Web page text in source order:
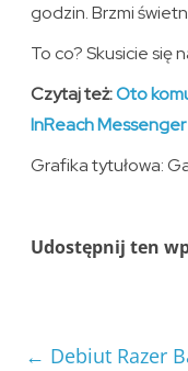
godzin. Brzmi
To co? Skusicie się
Czytaj też:Oto
InReach Messenger
Grafika tytułowa:
Udostępnij ten
← Debiut Razer